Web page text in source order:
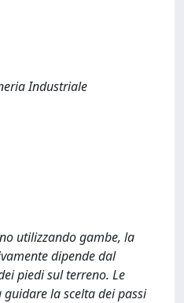
Industriale
utilizzando gambe, la
dipende dal
piedi sul terreno. Le
la scelta dei passi